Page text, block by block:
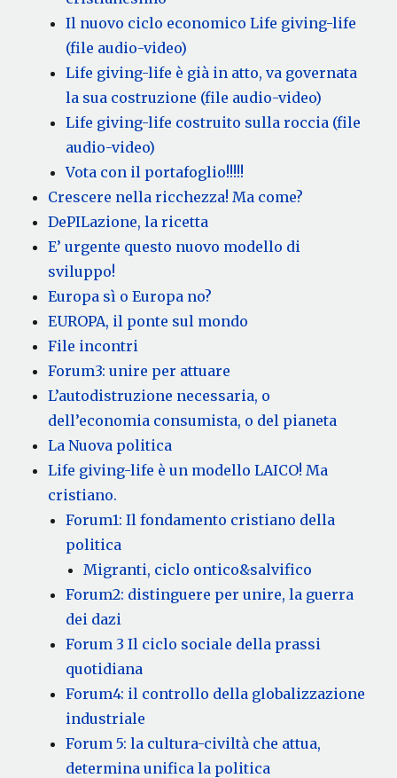
Il nuovo ciclo economico Life giving-life
(file audio-video)
Life giving-life è già in atto, va governata
la sua costruzione (file audio-video)
Life giving-life costruito sulla roccia (file
audio-video)
Vota con il portafoglio!!!!!
Crescere nella ricchezza! Ma come?
DePILazione, la ricetta
E’ urgente questo nuovo modello di
sviluppo!
Europa sì o Europa no?
EUROPA, il ponte sul mondo
File incontri
Forum3: unire per attuare
L’autodistruzione necessaria, o
dell’economia consumista, o del pianeta
La Nuova politica
Life giving-life è un modello LAICO! Ma
cristiano.
Forum1: Il fondamento cristiano della
politica
Migranti, ciclo ontico&salvifico
Forum2: distinguere per unire, la guerra
dei dazi
Forum 3 Il ciclo sociale della prassi
quotidiana
Forum4: il controllo della globalizzazione
industriale
Forum 5: la cultura-civiltà che attua,
determina unifica la politica